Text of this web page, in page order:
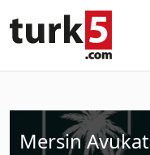
Mersin